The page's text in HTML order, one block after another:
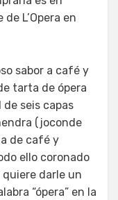
L’Opera en
sabor a café y
tarta de ópera
seis capas
(joconde
de café y
ello coronado
darle un
“ópera” en la